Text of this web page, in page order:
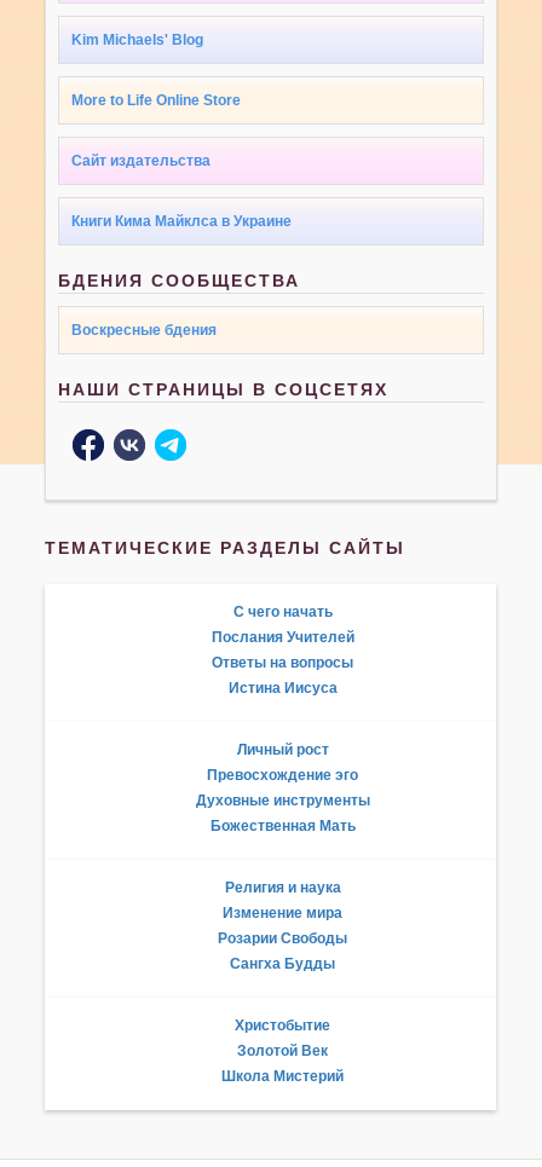
Kim Michaels' Blog
More to Life Online Store
Сайт издательства
Книги Кима Майклса в Украине
БДЕНИЯ СООБЩЕСТВА
Воскресные бдения
НАШИ СТРАНИЦЫ В СОЦСЕТЯХ
ТЕМАТИЧЕСКИЕ РАЗДЕЛЫ САЙТЫ
С чего начать
Послания Учителей
Ответы на вопросы
Истина Иисуса
Личный рост
Превосхождение эго
Духовные инструменты
Божественная Мать
Религия и наука
Изменение мира
Розарии Свободы
Сангха Будды
Христобытие
Золотой Век
Школа Мистерий